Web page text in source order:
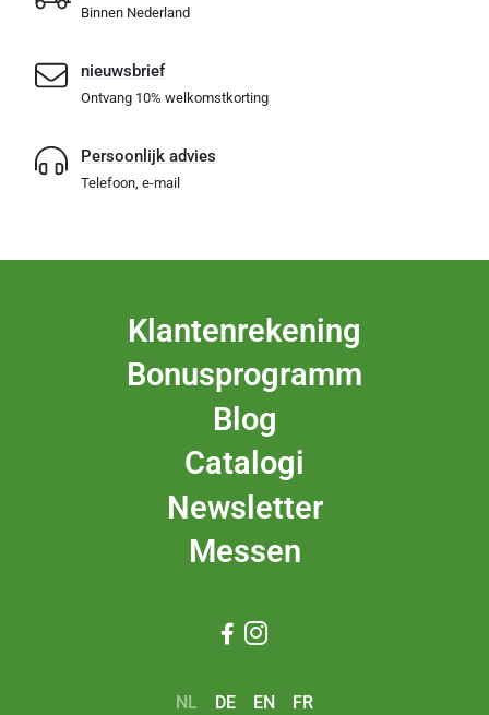
Binnen Nederland
nieuwsbrief
Ontvang 10% welkomstkorting
Persoonlijk advies
Telefoon, e-mail
Klantenrekening
Bonusprogramm
Blog
Catalogi
Newsletter
Messen
 
NL DE EN FR